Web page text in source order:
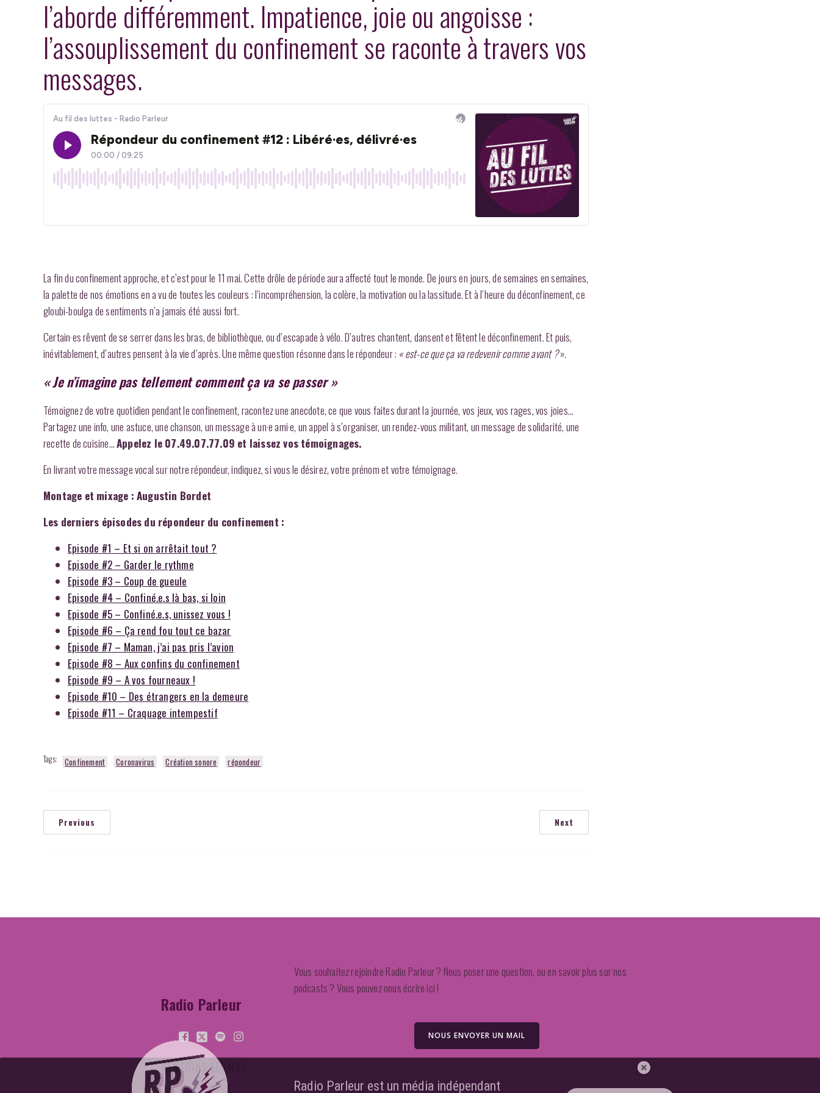
l’aborde différemment. Impatience, joie ou angoisse :
l’assouplissement du confinement se raconte à travers vos
messages.
La fin du confinement approche, et c’est pour le 11 mai. Cette drôle de période aura affecté tout le monde. De jours en jours, de semaines en semaines,
la palette de nos émotions en a vu de toutes les couleurs : l’incompréhension, la colère, la motivation ou la lassitude. Et à l’heure du déconfinement, ce
gloubi-boulga de sentiments n’a jamais été aussi fort.
Certain·es rêvent de se serrer dans les bras, de bibliothèque, ou d’escapade à vélo. D’autres chantent, dansent et fêtent le déconfinement. Et puis,
inévitablement, d’autres pensent à la vie d’après. Une même question résonne dans le répondeur : « est-ce que ça va redevenir comme avant ?».
« Je n’imagine pas tellement comment ça va se passer »
Témoignez de votre quotidien pendant le confinement, racontez une anecdote, ce que vous faites durant la journée, vos jeux, vos rages, vos joies…
Partagez une info, une astuce, une chanson, un message à un·e ami·e, un appel à s’organiser, un rendez-vous militant, un message de solidarité, une
recette de cuisine…Appelez le 07.49.07.77.09 et laissez vos témoignages.
En livrant votre message vocal sur notre répondeur, indiquez, si vous le désirez, votre prénom et votre témoignage.
Montage et mixage : Augustin Bordet
Les derniers épisodes du répondeur du confinement :
Episode #1 – Et si on arrêtait tout ?
Episode #2 – Garder le rythme
Episode #3 – Coup de gueule
Episode #4 – Confiné.e.s là bas, si loin
Episode #5 – Confiné.e.s, unissez vous !
Episode #6 – Ça rend fou tout ce bazar
Episode #7 – Maman, j’ai pas pris l’avion
Episode #8 – Aux confins du confinement
Episode #9 – A vos fourneaux !
Episode #10 – Des étrangers en la demeure
Episode #11 – Craquage intempestif
Tags: Confinement Coronavirus Création sonore répondeur
Previous Next
Radio Parleur
MENTIONS LÉGALES
Vous souhaitez rejoindre Radio Parleur ? Nous poser une question, ou en savoir plus sur nos
podcasts ? Vous pouvez nous écrire ici !
NOUS ENVOYER UN MAIL